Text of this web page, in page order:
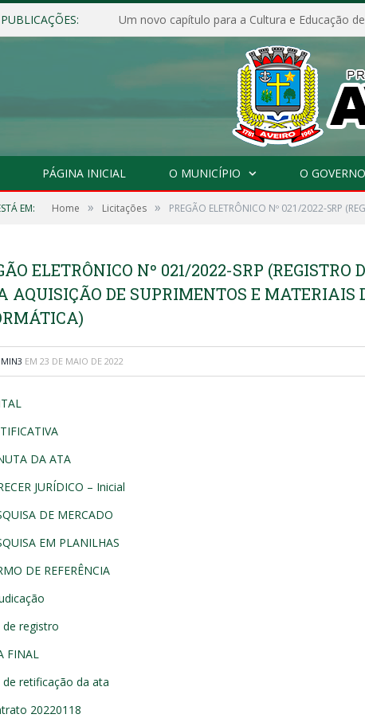
Um novo capítulo para a Cultura e Educação
PÁGINA INICIAL O MUNICÍPIO O GOVERNO
EM: Home » Licitações » PREGÃO ELETRÔNICO Nº 021/2022-SRP
ELETRÔNICO Nº 021/2022-SRP (REGISTRO
AQUISIÇÃO DE SUPRIMENTOS E MATERIAIS
EM 23 DE MAIO DE 2022
DA ATA
JURÍDICO – Inicial
DE MERCADO
EM PLANILHAS
DE REFERÊNCIA
de registro
FINAL
retificação da ata
20220118